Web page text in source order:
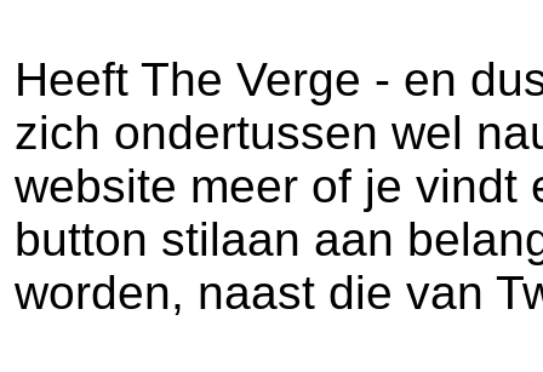
Heeft The Verge - en
zich ondertussen wel
website meer of je vindt
button stilaan aan
worden, naast die van